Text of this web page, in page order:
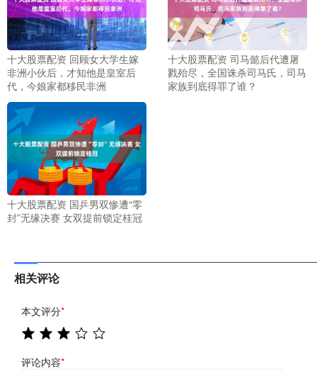
十大股票配资 回顾女大学生嫁
非洲小伙后，才知他是皇室后
代，今娘家都移民非洲
十大股票配资 司马懿后代遭屠
戮殆尽，全国诛杀司马氏，司马
家族到底得罪了谁？
十大股票配资 国乒男双惨遭“零
封”无缘决赛 女双提前锁定桂冠
相关评论
本文评分*
评论内容*